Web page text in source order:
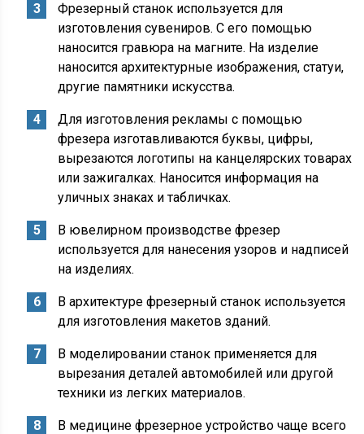
Фрезерный станок используется для
изготовления сувениров. С его помощью
наносится гравюра на магните. На изделие
наносится архитектурные изображения, статуи,
другие памятники искусства.
Для изготовления рекламы с помощью
фрезера изготавливаются буквы, цифры,
вырезаются логотипы на канцелярских товарах
или зажигалках. Наносится информация на
уличных знаках и табличках.
В ювелирном производстве фрезер
используется для нанесения узоров и надписей
на изделиях.
В архитектуре фрезерный станок используется
для изготовления макетов зданий.
В моделировании станок применяется для
вырезания деталей автомобилей или другой
техники из легких материалов.
В медицине фрезерное устройство чаще всего